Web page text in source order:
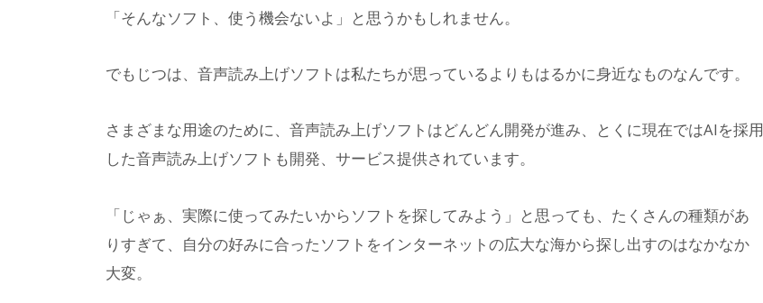
「そんなソフト、使う機会ないよ」と思うかもしれません。
でもじつは、音声読み上げソフトは私たちが思っているよりもはるかに身近なものなんです。
さまざまな用途のために、音声読み上げソフトはどんどん開発が進み、とくに現在ではAIを採用
した音声読み上げソフトも開発、サービス提供されています。
「じゃぁ、実際に使ってみたいからソフトを探してみよう」と思っても、たくさんの種類があ
りすぎて、自分の好みに合ったソフトをインターネットの広大な海から探し出すのはなかなか
大変。